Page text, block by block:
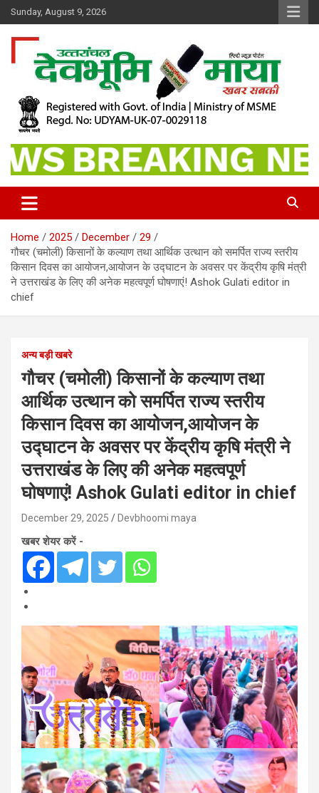
Skip
to
content
Sunday, August 9, 2026
Dev Bhoomi Maya
Home 2025 December
29
गौचर (चमोली) किसानों के कल्याण तथा आर्थिक उत्थान को समर्पित राज्य स्तरीय
किसान दिवस का आयोजन,आयोजन के उद्घाटन के अवसर पर केंद्रीय कृषि मंत्री
ने उत्तराखंड के लिए की अनेक महत्वपूर्ण घोषणाएं! Ashok Gulati editor in
chief
अन्य बड़ी खबरे
गौचर (चमोली) किसानों के कल्याण तथा
आर्थिक उत्थान को समर्पित राज्य स्तरीय
किसान दिवस का आयोजन,आयोजन के
उद्घाटन के अवसर पर केंद्रीय कृषि मंत्री ने
उत्तराखंड के लिए की अनेक महत्वपूर्ण
घोषणाएं! Ashok Gulati editor in chief
December 29, 2025 Devbhoomi maya
खबर शेयर करें -